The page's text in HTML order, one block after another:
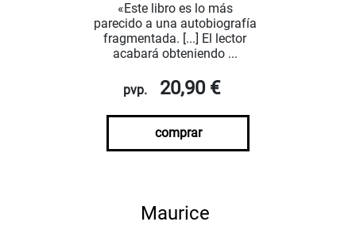
«Este libro es lo más
parecido a una autobiografía
fragmentada. [...] El lector
acabará obteniendo ...
pvp. 20,90 €
comprar
Maurice